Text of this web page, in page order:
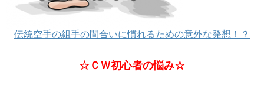
伝統空手の組手の間合いに慣れるための意外な発想！？
☆ＣＷ初心者の悩み☆